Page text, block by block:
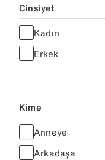
Cinsiyet
Kadın
Erkek
Kime
Anneye
Arkadaşa